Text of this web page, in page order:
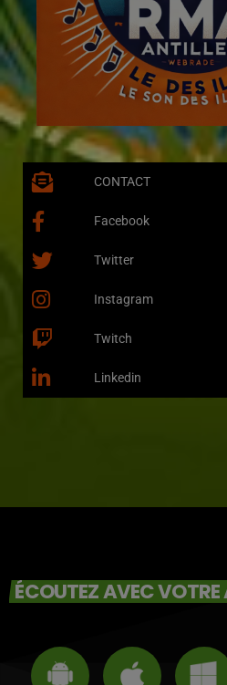
CONTACT
Facebook
Twitter
Instagram
Twitch
Linkedin
ÉCOUTEZ AVEC VOTRE